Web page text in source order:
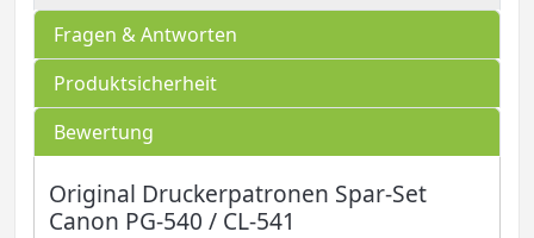
Fragen & Antworten
Produktsicherheit
Bewertung
Original Druckerpatronen Spar-Set
Canon PG-540 / CL-541